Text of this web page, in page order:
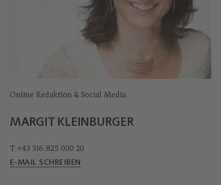
Online Redaktion & Social Media
MARGIT KLEINBURGER
T +43 316 825 000 20
E-MAIL SCHREIBEN